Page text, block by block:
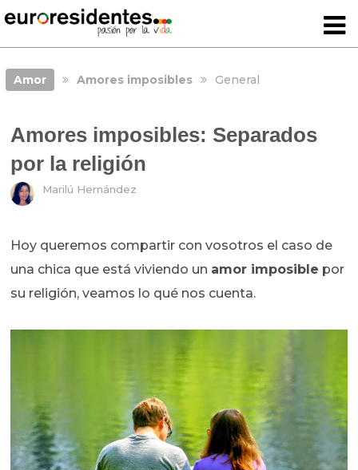
Amor Amores imposibles General
Amores imposibles: Separados
por la religión
Marilú Hernández
Hoy queremos compartir con vosotros el caso de
una chica que está viviendo un amor imposible por
su religión, veamos lo qué nos cuenta.